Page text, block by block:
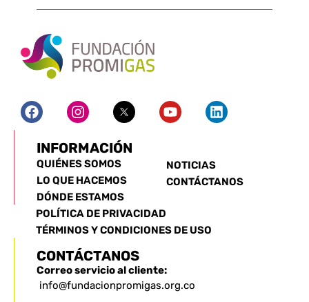
INFORMACIÓN
QUIÉNES SOMOS
LO QUE HACEMOS
DÓNDE ESTAMOS
NOTICIAS
CONTÁCTANOS
POLÍTICA DE PRIVACIDAD
TÉRMINOS Y CONDICIONES DE USO
CONTÁCTANOS
Correo servicio al cliente:
info@fundacionpromigas.org.co